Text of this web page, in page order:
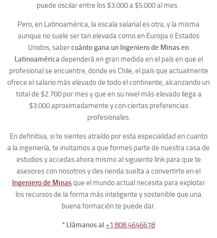
puede oscilar entre los $3.000 a $5.000 al mes.
Pero, en Latinoamérica, la escala salarial es otra, y la misma
aunque no suele ser tan elevada como en Europa o Estados
Unidos, sabercuánto gana un Ingeniero de Minas en
Latinoaméricadependerá en gran medida en el país en que el
profesional se encuentre, donde es Chile, el país que actualmente
ofrece el salario más elevado de todo el continente, alcanzando un
total de $2.700 por mes y que en su nivel más elevado llega a
$3.000 aproximadamente y con ciertas preferencias
profesionales.
En definitiva, si te sientes atraído por esta especialidad en cuanto
a la ingeniería, te invitamos a que formes parte de nuestra casa de
estudios y accedas ahora mismo al siguiente link para que te
asesores con nosotros y des rienda suelta a convertirte en el
Ingeniero de Minasque el mundo actual necesita para explotar
los recursos de la forma más inteligente y sostenible que una
buena formación te puede dar.
* Llámanos al +1 808 4646618